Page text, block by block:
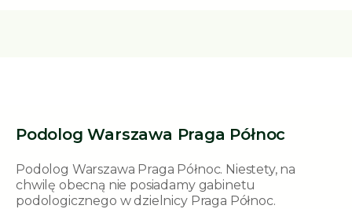
Podolog Warszawa Praga Północ
Podolog Warszawa Praga Północ. Niestety, na
chwilę obecną nie posiadamy gabinetu
podologicznego w dzielnicy Praga Północ.